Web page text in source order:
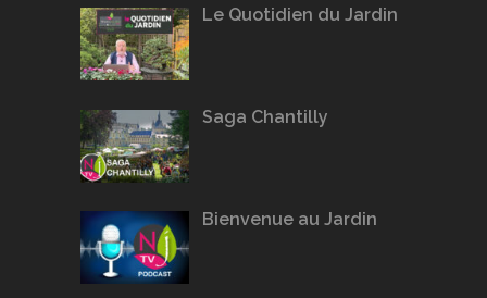
Le Quotidien du Jardin
Saga Chantilly
Bienvenue au Jardin